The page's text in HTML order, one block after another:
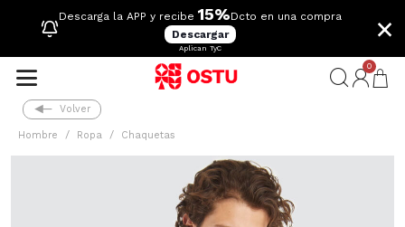
Descarga la APP y recibe 15%Dcto en una compra
Descargar
Aplican TyC
×
0
Volver
Hombre Ropa Chaquetas